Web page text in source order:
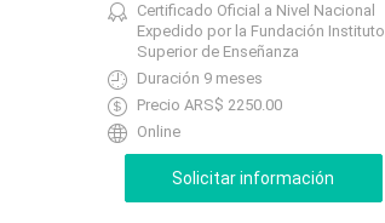
Certificado Oficial a Nivel Nacional
Expedido por la Fundación Instituto
Superior de Enseñanza
Duración 9 meses
Precio ARS$ 2250.00
Online